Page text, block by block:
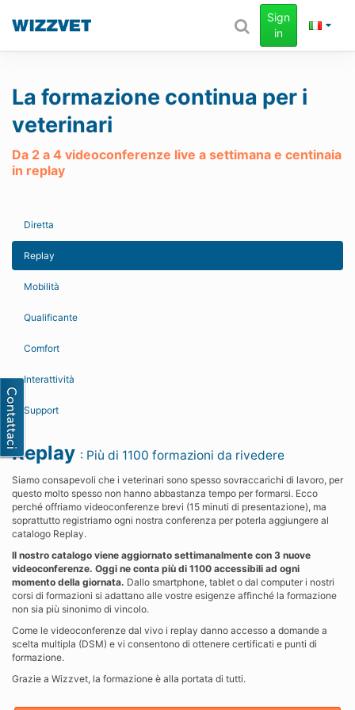
Sign
in
La formazione continua per i
veterinari
Da 2 a 4 videoconferenze live a settimana e centinaia
in replay
Diretta
Replay
Mobilità
Qualificante
Comfort
Interattività
Support
Replay : Più di 1100 formazioni da rivedere
Siamo consapevoli che i veterinari sono spesso sovraccarichi di lavoro, per
questo molto spesso non hanno abbastanza tempo per formarsi. Ecco
perché offriamo videoconferenze brevi (15 minuti di presentazione), ma
soprattutto registriamo ogni nostra conferenza per poterla aggiungere al
catalogo Replay.
Il nostro catalogo viene aggiornato settimanalmente con 3 nuove
videoconferenze. Oggi ne conta più di 1100 accessibili ad ogni
momento della giornata. Dallo smartphone, tablet o dal computer i nostri
corsi di formazioni si adattano alle vostre esigenze affinché la formazione
non sia più sinonimo di vincolo.
Come le videoconferenze dal vivo i replay danno accesso a domande a
scelta multipla (DSM) e vi consentono di ottenere certificati e punti di
formazione.
Grazie a Wizzvet, la formazione è alla portata di tutti.